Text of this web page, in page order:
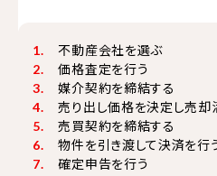
不動産会社を選ぶ
価格査定を行う
媒介契約を締結する
売り出し価格を決定し売却
売買契約を締結する
物件を引き渡して決済を行
確定申告を行う